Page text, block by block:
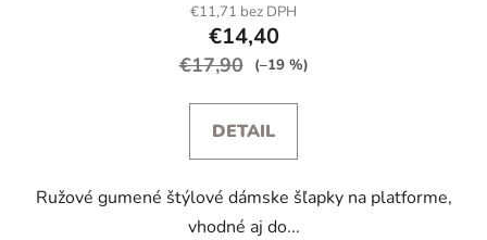
€11,71 bez DPH
€14,40
€17,90 (–19 %)
DETAIL
Ružové gumené štýlové dámske šľapky na platforme,
vhodné aj do...